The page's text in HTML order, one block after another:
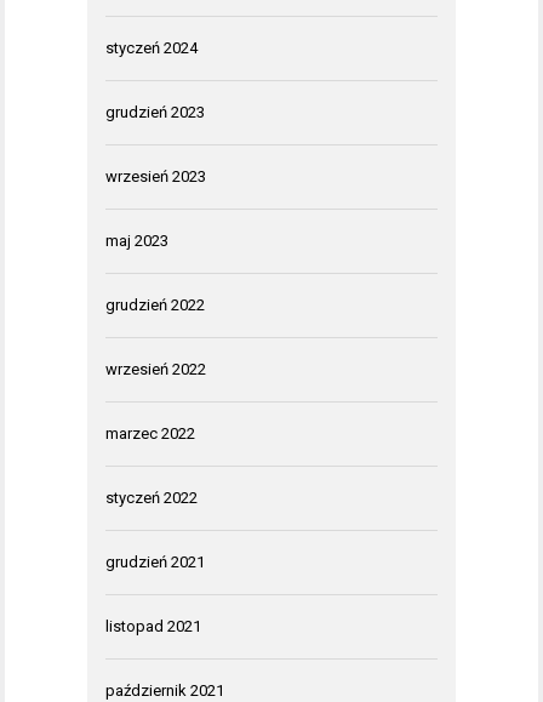
styczeń 2024
grudzień 2023
wrzesień 2023
maj 2023
grudzień 2022
wrzesień 2022
marzec 2022
styczeń 2022
grudzień 2021
listopad 2021
październik 2021